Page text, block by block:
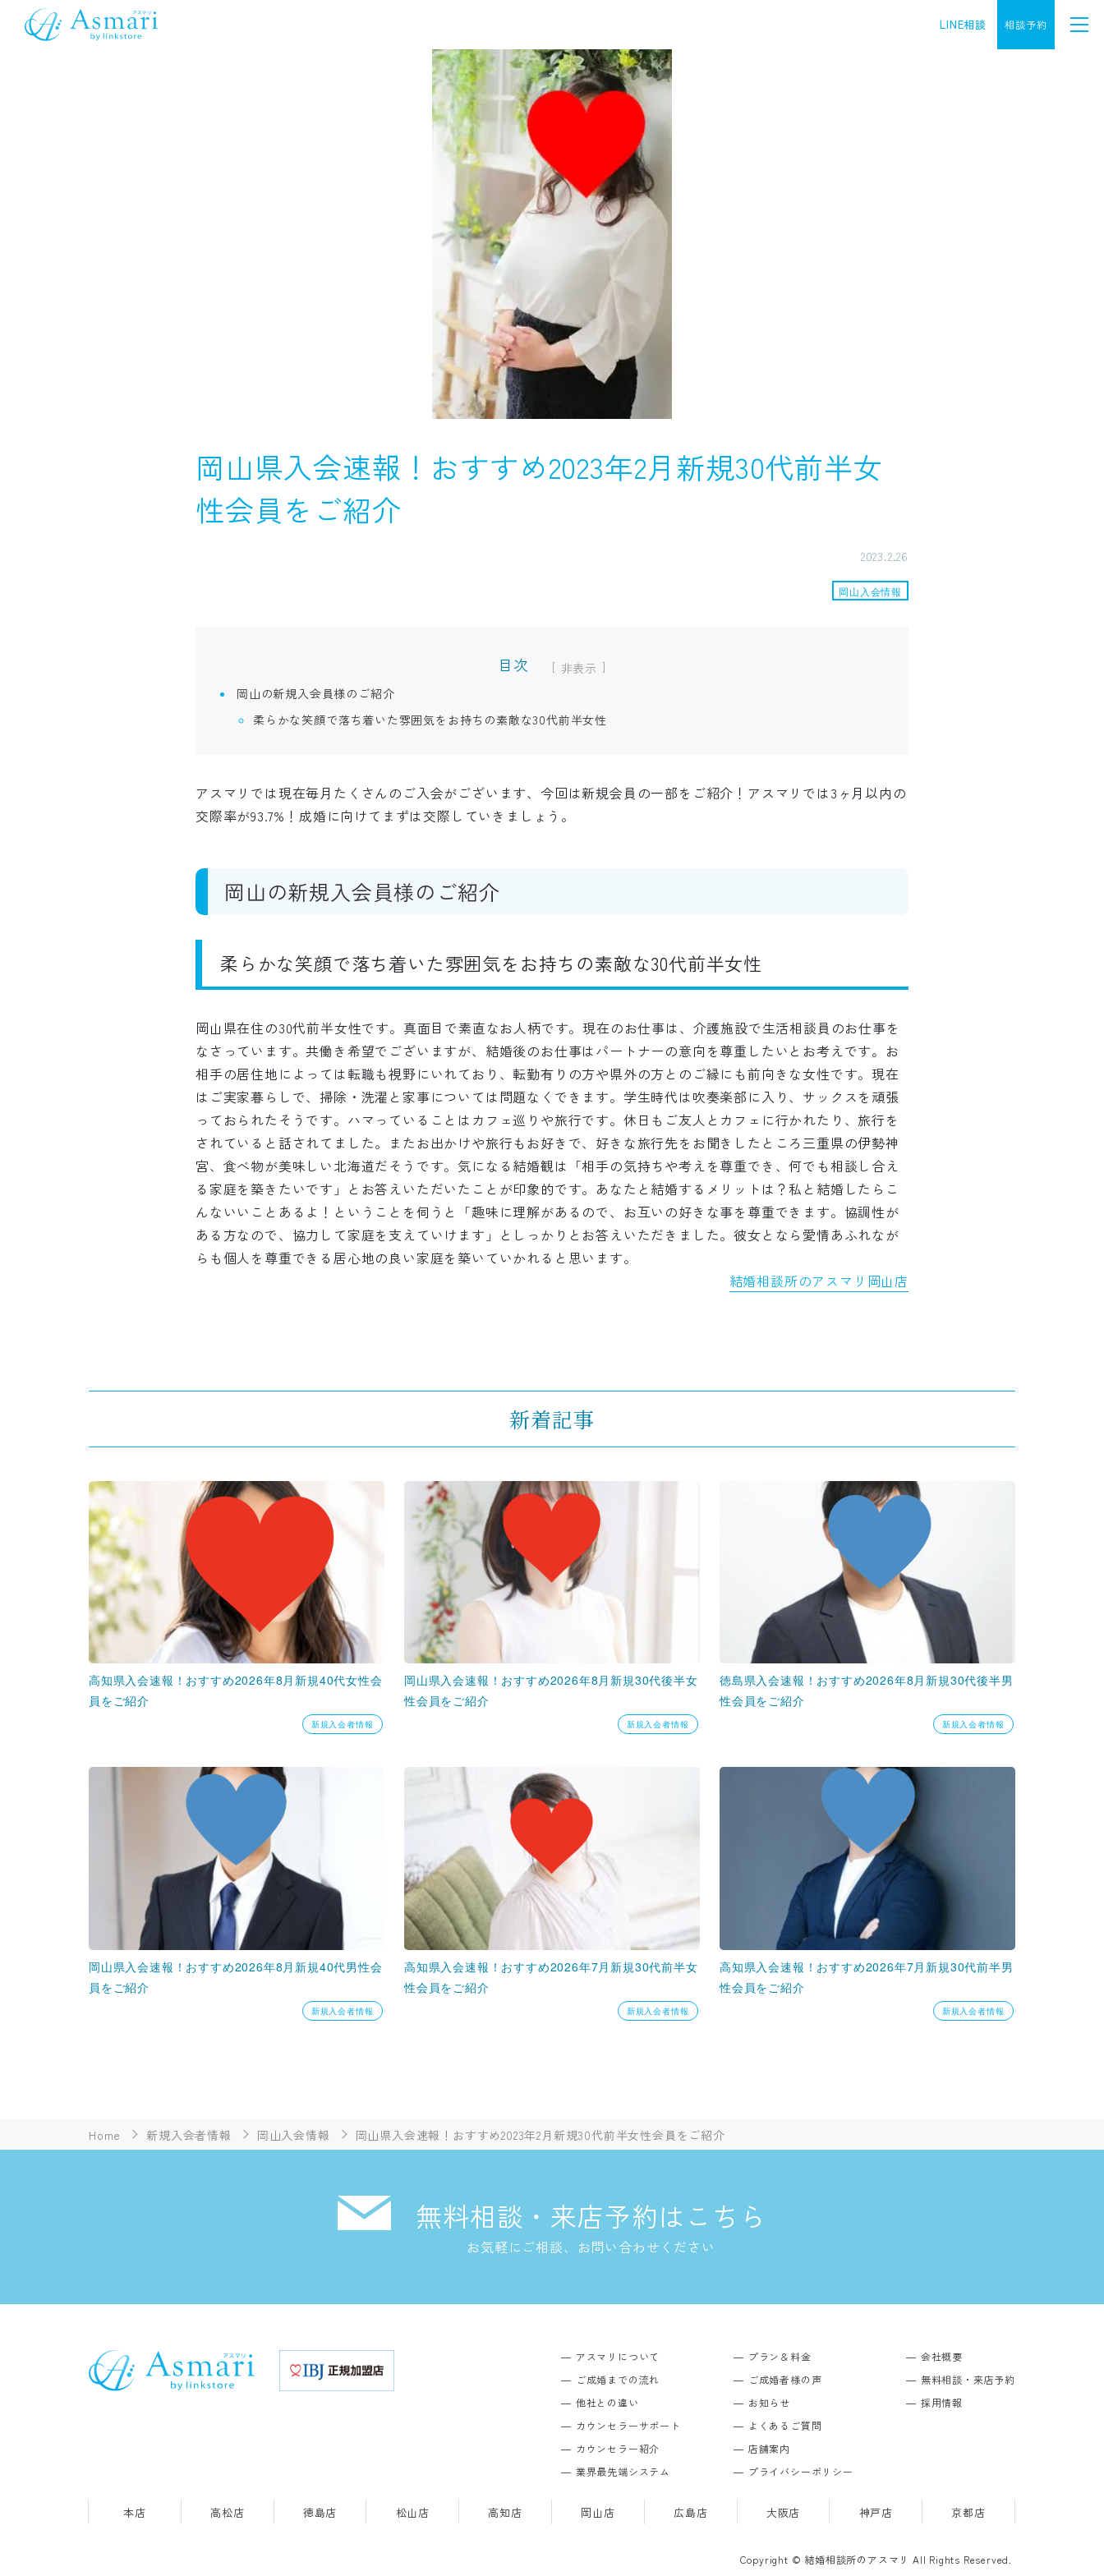
LINE相談 相談予約
岡山県入会速報！おすすめ2023年2月新規30代前半女
性会員をご紹介
2023.2.26
岡山入会情報
目次 [
]
岡山の新規入会員様のご紹介
柔らかな笑顔で落ち着いた雰囲気をお持ちの素敵な30代前半女性
アスマリでは現在毎月たくさんのご入会がございます、今回は新規会員の一部をご紹介！アスマリでは3ヶ月以内の
交際率が93.7%！成婚に向けてまずは交際していきましょう。
岡山の新規入会員様のご紹介
柔らかな笑顔で落ち着いた雰囲気をお持ちの素敵な30代前半女性
岡山県在住の30代前半女性です。真面目で素直なお人柄です。現在のお仕事は、介護施設で生活相談員のお仕事を
なさっています。共働き希望でございますが、結婚後のお仕事はパートナーの意向を尊重したいとお考えです。お
相手の居住地によっては転職も視野にいれており、転勤有りの方や県外の方とのご縁にも前向きな女性です。現在
はご実家暮らしで、掃除・洗濯と家事については問題なくできます。学生時代は吹奏楽部に入り、サックスを頑張
っておられたそうです。ハマっていることはカフェ巡りや旅行です。休日もご友人とカフェに行かれたり、旅行を
されていると話されてました。またお出かけや旅行もお好きで、好きな旅行先をお聞きしたところ三重県の伊勢神
宮、食べ物が美味しい北海道だそうです。気になる結婚観は「相手の気持ちや考えを尊重でき、何でも相談し合え
る家庭を築きたいです」とお答えいただいたことが印象的です。あなたと結婚するメリットは？私と結婚したらこ
んないいことあるよ！ということを伺うと「趣味に理解があるので、お互いの好きな事を尊重できます。協調性が
ある方なので、協力して家庭を支えていけます」としっかりとお答えいただきました。彼女となら愛情あふれなが
らも個人を尊重できる居心地の良い家庭を築いていかれると思います。
結婚相談所のアスマリ岡山店
新着記事
高知県入会速報！おすすめ2026年8月新規40代女性会
員をご紹介
新規入会者情報
岡山県入会速報！おすすめ2026年8月新規30代後半女
性会員をご紹介
新規入会者情報
徳島県入会速報！おすすめ2026年8月新規30代後半男
性会員をご紹介
新規入会者情報
岡山県入会速報！おすすめ2026年8月新規40代男性会
員をご紹介
新規入会者情報
高知県入会速報！おすすめ2026年7月新規30代前半女
性会員をご紹介
新規入会者情報
高知県入会速報！おすすめ2026年7月新規30代前半男
性会員をご紹介
新規入会者情報
Home 新規入会者情報 岡山入会情報 岡山県入会速報！おすすめ2023年2月新規30代前半女性会員をご紹介
無料相談・来店予約はこちら
お気軽にご相談、お問い合わせください
アスマリについて
ご成婚までの流れ
他社との違い
カウンセラーサポート
カウンセラー紹介
業界最先端システム
プラン＆料金
ご成婚者様の声
お知らせ
よくあるご質問
店舗案内
プライバシーポリシー
会社概要
無料相談・来店予約
採用情報
本店 高松店 徳島店 松山店 高知店 岡山店 広島店 大阪店 神戸店 京都店
Copyright © 結婚相談所のアスマリ All Rights Reserved.